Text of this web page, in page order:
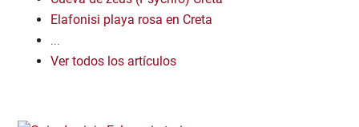
Elafonisi playa rosa en Creta
...
Ver todos los artículos